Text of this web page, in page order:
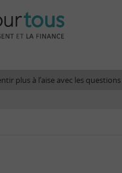
finance
site
plus à l’aise avec les